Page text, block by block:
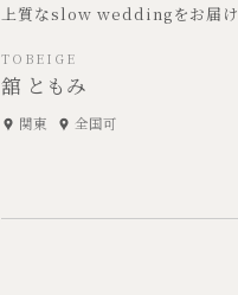
上質なslow weddingをお届け
TOBEIGE
舘 ともみ
関東 全国可